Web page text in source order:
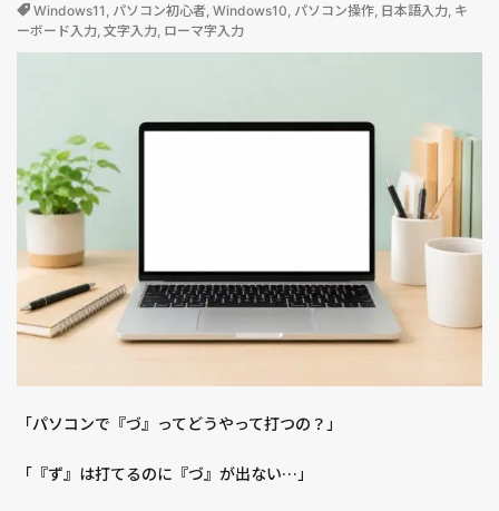
Windows11 , パソコン初心者, Windows10, パソコン操作, 日本語入力, キ
ーボード入力, 文字入力, ローマ字入力
「パソコンで『づ』ってどうやって打つの？」
「『ず』は打てるのに『づ』が出ない…」